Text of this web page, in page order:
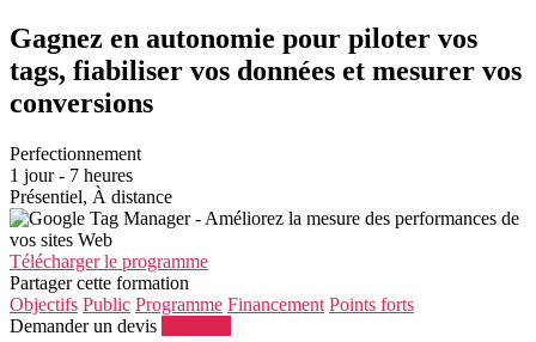
Gagnez en autonomie pour piloter vos
tags, fiabiliser vos données et mesurer vos
conversions
Perfectionnement
1 jour - 7 heures
Présentiel, À distance
Télécharger le programme
Partager cette formation
Objectifs Public Programme Financement Points forts
Demander un devis